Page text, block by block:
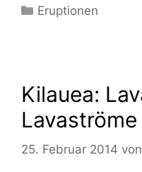
Kategorien
Eruptionen
Kilauea:
Lavaströme
25. Februar 2014 von